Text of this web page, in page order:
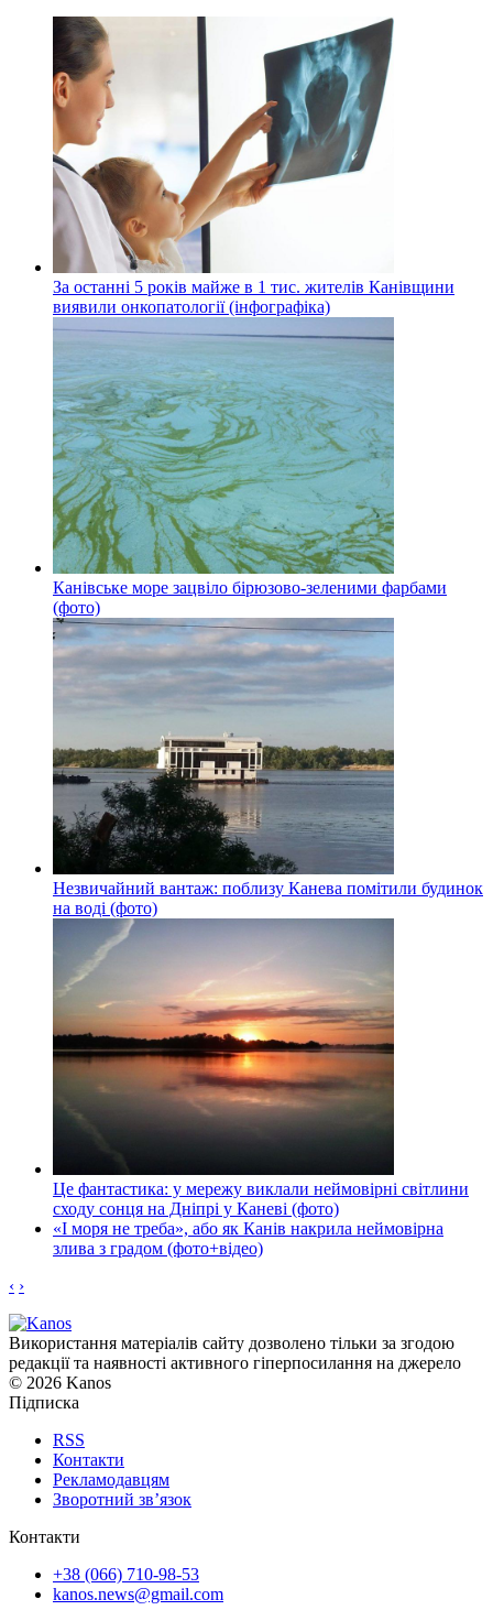
За останні 5 років майже в 1 тис. жителів Канівщини
виявили онкопатології (інфографіка)
Канівське море зацвіло бірюзово-зеленими фарбами
(фото)
Незвичайний вантаж: поблизу Канева помітили будинок
на воді (фото)
Це фантастика: у мережу виклали неймовірні світлини
сходу сонця на Дніпрі у Каневі (фото)
«І моря не треба», або як Канів накрила неймовірна
злива з градом (фото+відео)
‹ ›
Використання матеріалів сайту дозволено тільки за згодою
редакції та наявності активного гіперпосилання на джерело
© 2026 Kanos
Підписка
RSS
Контакти
Рекламодавцям
Зворотний зв’язок
Контакти
+38 (066) 710-98-53
kanos.news@gmail.com